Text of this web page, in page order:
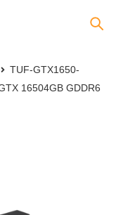
TUF-GTX1650-
16504GB GDDR6